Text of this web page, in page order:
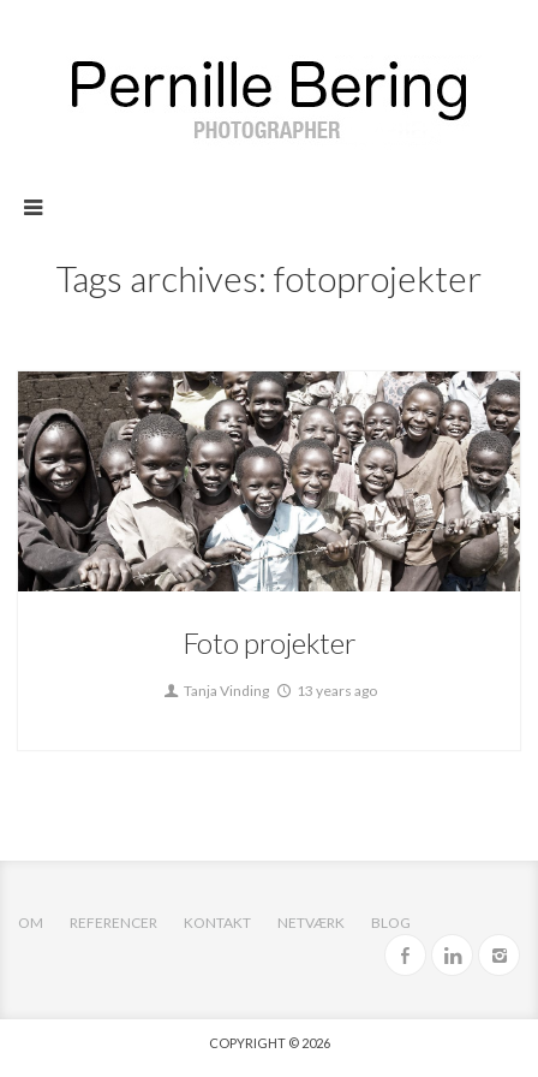
Tags archives: fotoprojekter
164
Projects
Foto projekter
Tanja Vinding 13 years ago
OM REFERENCER KONTAKT NETVÆRK BLOG
COPYRIGHT © 2026